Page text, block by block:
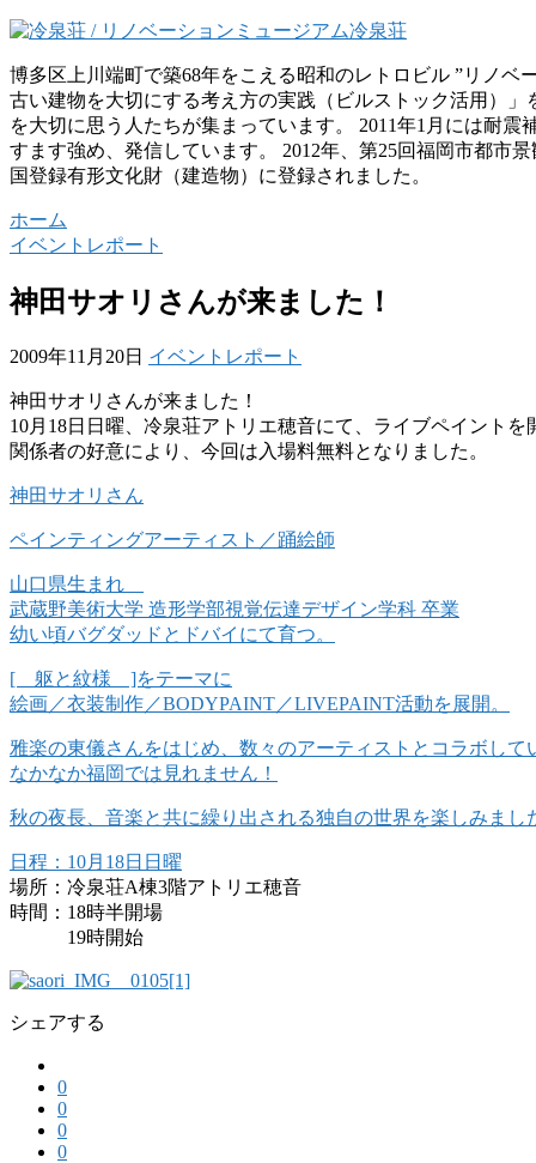
博多区上川端町で築68年をこえる昭和のレトロビル ”リノベ
古い建物を大切にする考え方の実践（ビルストック活用）
を大切に思う人たちが集まっています。 2011年1月には耐
すます強め、発信しています。 2012年、第25回福岡市都市
国登録有形文化財（建造物）に登録されました。
ホーム
イベントレポート
神田サオリさんが来ました！
2009年11月20日 イベントレポート
神田サオリさんが来ました！
10月18日日曜、冷泉荘アトリエ穂音にて、ライブペイントを
関係者の好意により、今回は入場料無料となりました。
神田サオリさん
ペインティングアーティスト／踊絵師
山口県生まれ
武蔵野美術大学 造形学部視覚伝達デザイン学科 卒業
幼い頃バグダッドとドバイにて育つ。
[ 躯と紋様 ]をテーマに
絵画／衣装制作／BODYPAINT／LIVEPAINT活動を展開。
雅楽の東儀さんをはじめ、数々のアーティストとコラボして
なかなか福岡では見れません！
秋の夜長、音楽と共に繰り出される独自の世界を楽しみまし
日程：10月18日日曜
場所：冷泉荘A棟3階アトリエ穂音
時間：18時半開場
19時開始
シェアする
0
0
0
0